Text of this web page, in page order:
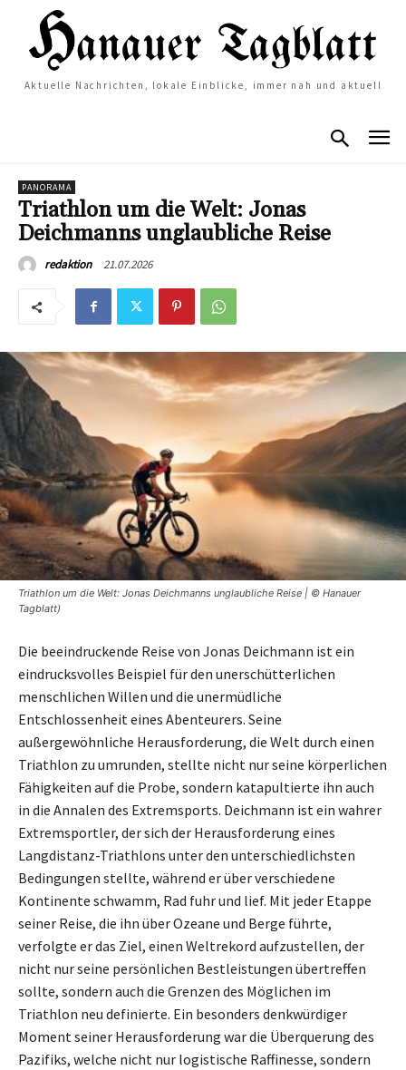
Aktuelle Nachrichten, lokale Einblicke, immer nah und aktuell
PANORAMA
Triathlon um die Welt: Jonas
Deichmanns unglaubliche Reise
redaktion 21.07.2026
Triathlon um die Welt: Jonas Deichmanns unglaubliche Reise | © Hanauer
Tagblatt)
Die beeindruckende Reise von Jonas Deichmann ist ein
eindrucksvolles Beispiel für den unerschütterlichen
menschlichen Willen und die unermüdliche
Entschlossenheit eines Abenteurers. Seine
außergewöhnliche Herausforderung, die Welt durch einen
Triathlon zu umrunden, stellte nicht nur seine körperlichen
Fähigkeiten auf die Probe, sondern katapultierte ihn auch
in die Annalen des Extremsports. Deichmann ist ein wahrer
Extremsportler, der sich der Herausforderung eines
Langdistanz-Triathlons unter den unterschiedlichsten
Bedingungen stellte, während er über verschiedene
Kontinente schwamm, Rad fuhr und lief. Mit jeder Etappe
seiner Reise, die ihn über Ozeane und Berge führte,
verfolgte er das Ziel, einen Weltrekord aufzustellen, der
nicht nur seine persönlichen Bestleistungen übertreffen
sollte, sondern auch die Grenzen des Möglichen im
Triathlon neu definierte. Ein besonders denkwürdiger
Moment seiner Herausforderung war die Überquerung des
Pazifiks, welche nicht nur logistische Raffinesse, sondern